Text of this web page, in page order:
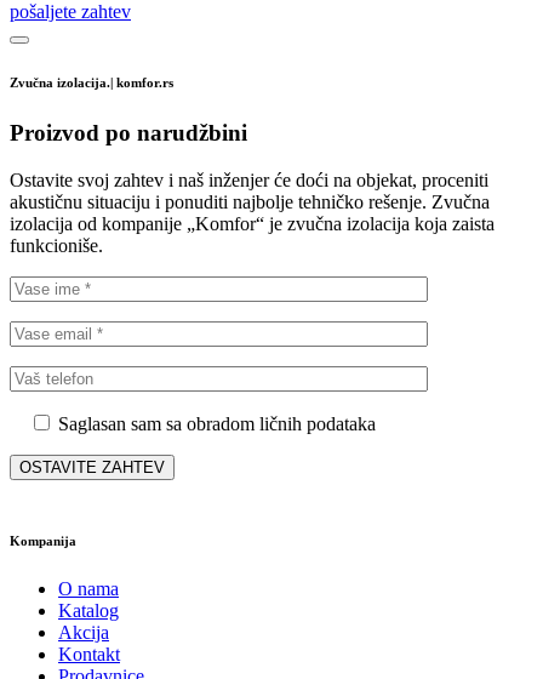
pošaljete zahtev
Zvučna izolacija.| komfor.rs
Proizvod po narudžbini
Ostavite svoj zahtev i naš inženjer će doći na objekat, proceniti
akustičnu situaciju i ponuditi najbolje tehničko rešenje. Zvučna
izolacija od kompanije „Komfor“ je zvučna izolacija koja zaista
funkcioniše.
Saglasan sam sa obradom ličnih podataka
Kompanija
O nama
Katalog
Akcija
Kontakt